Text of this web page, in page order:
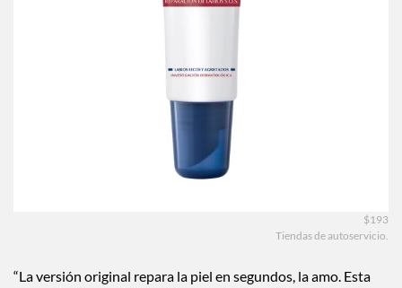
$193
Tiendas de autoservicio.
“La versión original repara la piel en segundos, la amo. Esta